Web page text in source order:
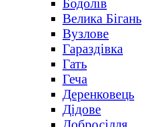
Бодолів
Велика Бігань
Вузлове
Гараздівка
Гать
Геча
Деренковець
Дідове